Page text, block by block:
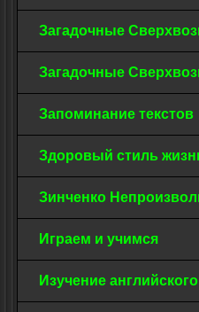
Загадочные
Загадочные
Запоминание
Здоровый стиль
Зинченко
Играем и учимся
Изучение